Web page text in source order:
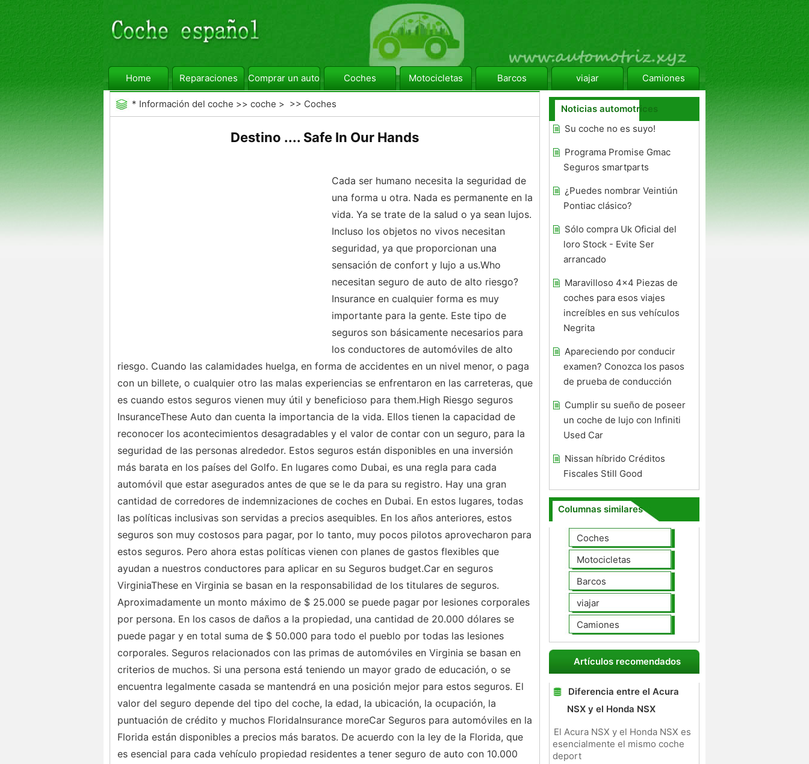
Home Reparaciones Comprar un automóvil Coches Motocicletas Barcos viajar Camiones
* Información del coche >> coche > >> Coches
Destino .... Safe In Our Hands
Cada ser humano necesita la seguridad de
una forma u otra. Nada es permanente en la
vida. Ya se trate de la salud o ya sean lujos.
Incluso los objetos no vivos necesitan
seguridad, ya que proporcionan una
sensación de confort y lujo a us.Who
necesitan seguro de auto de alto riesgo?
Insurance en cualquier forma es muy
importante para la gente. Este tipo de
seguros son básicamente necesarios para
los conductores de automóviles de alto
riesgo. Cuando las calamidades huelga, en forma de accidentes en un nivel menor, o paga
con un billete, o cualquier otro las malas experiencias se enfrentaron en las carreteras, que
es cuando estos seguros vienen muy útil y beneficioso para them.High Riesgo seguros
InsuranceThese Auto dan cuenta la importancia de la vida. Ellos tienen la capacidad de
reconocer los acontecimientos desagradables y el valor de contar con un seguro, para la
seguridad de las personas alrededor. Estos seguros están disponibles en una inversión
más barata en los países del Golfo. En lugares como Dubai, es una regla para cada
automóvil que estar asegurados antes de que se le da para su registro. Hay una gran
cantidad de corredores de indemnizaciones de coches en Dubai. En estos lugares, todas
las políticas inclusivas son servidas a precios asequibles. En los años anteriores, estos
seguros son muy costosos para pagar, por lo tanto, muy pocos pilotos aprovecharon para
estos seguros. Pero ahora estas políticas vienen con planes de gastos flexibles que
ayudan a nuestros conductores para aplicar en su Seguros budget.Car en seguros
VirginiaThese en Virginia se basan en la responsabilidad de los titulares de seguros.
Aproximadamente un monto máximo de $ 25.000 se puede pagar por lesiones corporales
por persona. En los casos de daños a la propiedad, una cantidad de 20.000 dólares se
puede pagar y en total suma de $ 50.000 para todo el pueblo por todas las lesiones
corporales. Seguros relacionados con las primas de automóviles en Virginia se basan en
criterios de muchos. Si una persona está teniendo un mayor grado de educación, o se
encuentra legalmente casada se mantendrá en una posición mejor para estos seguros. El
valor del seguro depende del tipo del coche, la edad, la ubicación, la ocupación, la
puntuación de crédito y muchos FloridaInsurance moreCar Seguros para automóviles en la
Florida están disponibles a precios más baratos. De acuerdo con la ley de la Florida, que
es esencial para cada vehículo propiedad residentes a tener seguro de auto con 10.000
Noticias automotrices
Su coche no es suyo!
Programa Promise Gmac
Seguros smartparts
¿Puedes nombrar Veintiún
Pontiac clásico?
Sólo compra Uk Oficial del
loro Stock - Evite Ser
arrancado
Maravilloso 4x4 Piezas de
coches para esos viajes
increíbles en sus vehículos
Negrita
Apareciendo por conducir
examen? Conozca los pasos
de prueba de conducción
Cumplir su sueño de poseer
un coche de lujo con Infiniti
Used Car
Nissan híbrido Créditos
Fiscales Still Good
Columnas similares
Coches
Motocicletas
Barcos
viajar
Camiones
Artículos recomendados
Diferencia entre el Acura
NSX y el Honda NSX
El Acura NSX y el Honda NSX es
esencialmente el mismo coche
deport